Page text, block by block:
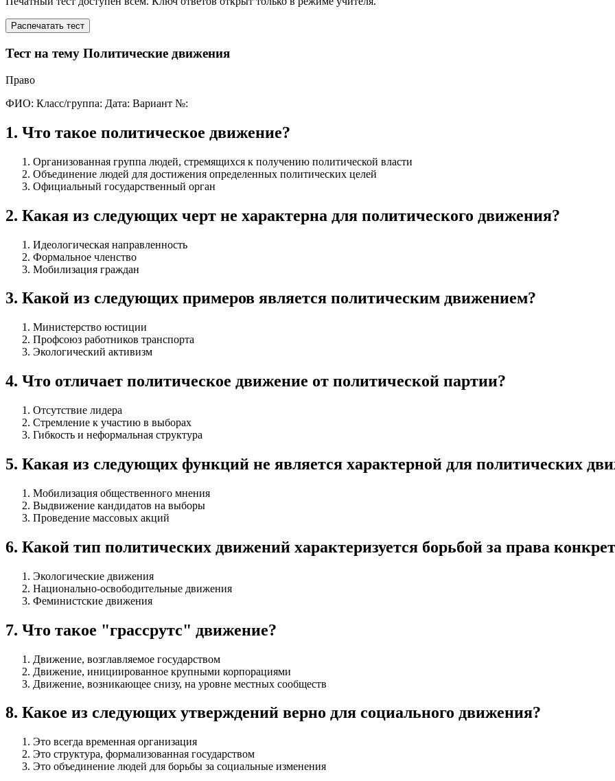
Распечатать тест
Тест на тему Политические движения
Право
ФИО: Класс/группа: Дата: Вариант №:
1. Что такое политическое движение?
Организованная группа людей, стремящихся к получению политической власти
Объединение людей для достижения определенных политических целей
Официальный государственный орган
2. Какая из следующих черт не характерна для политического движения?
Идеологическая направленность
Формальное членство
Мобилизация граждан
3. Какой из следующих примеров является политическим движением?
Министерство юстиции
Профсоюз работников транспорта
Экологический активизм
4. Что отличает политическое движение от политической партии?
Отсутствие лидера
Стремление к участию в выборах
Гибкость и неформальная структура
5. Какая из следующих функций не является характерной для политических
Мобилизация общественного мнения
Выдвижение кандидатов на выборы
Проведение массовых акций
6. Какой тип политических движений характеризуется борьбой за права
Экологические движения
Национально-освободительные движения
Феминистские движения
7. Что такое "грассрутс" движение?
Движение, возглавляемое государством
Движение, инициированное крупными корпорациями
Движение, возникающее снизу, на уровне местных сообществ
8. Какое из следующих утверждений верно для социального движения?
Это всегда временная организация
Это структура, формализованная государством
Это объединение людей для борьбы за социальные изменения